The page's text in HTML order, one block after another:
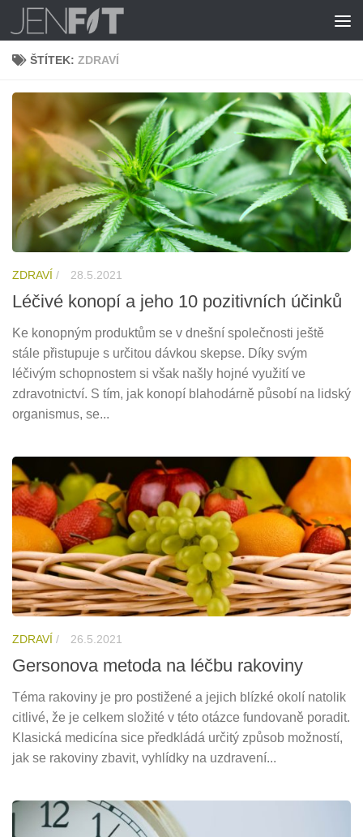
Skip to content
ŠTÍTEK: ZDRAVÍ
ZDRAVÍ / 28.5.2021
Léčivé konopí a jeho 10 pozitivních účinků
Ke konopným produktům se v dnešní společnosti ještě
stále přistupuje s určitou dávkou skepse. Díky svým
léčivým schopnostem si však našly hojné využití ve
zdravotnictví. S tím, jak konopí blahodárně působí na lidský
organismus, se...
ZDRAVÍ / 26.5.2021
Gersonova metoda na léčbu rakoviny
Téma rakoviny je pro postižené a jejich blízké okolí natolik
citlivé, že je celkem složité v této otázce fundovaně poradit.
Klasická medicína sice předkládá určitý způsob možností,
jak se rakoviny zbavit, vyhlídky na uzdravení...